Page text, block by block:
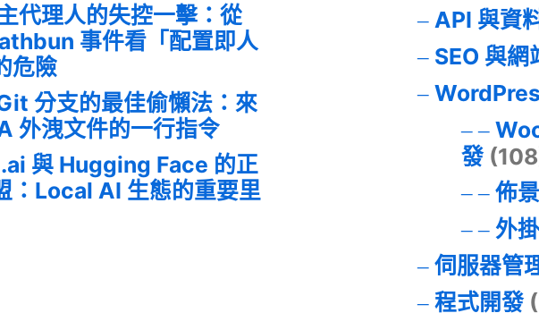
代理人的失控一擊：從
事件看「配置即人
危險
分支的最佳偷懶法：來
外洩文件的一行指令
與 Hugging Face 的正
：Local AI 生態的重要里
API 與資
SEO 與網
發
佈
外
伺服器管
程式開發